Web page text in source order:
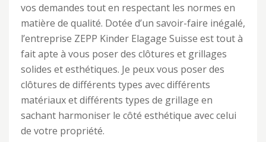
vos demandes tout en respectant les normes en
matière de qualité. Dotée d’un savoir-faire inégalé,
l’entreprise ZEPP Kinder Elagage Suisse est tout à
fait apte à vous poser des clôtures et grillages
solides et esthétiques. Je peux vous poser des
clôtures de différents types avec différents
matériaux et différents types de grillage en
sachant harmoniser le côté esthétique avec celui
de votre propriété.